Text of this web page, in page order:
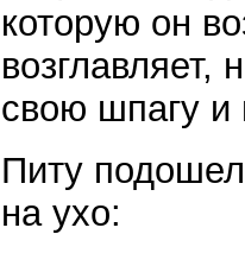
которую он
возглавляет,
свою шпагу и
Питу
на ухо: